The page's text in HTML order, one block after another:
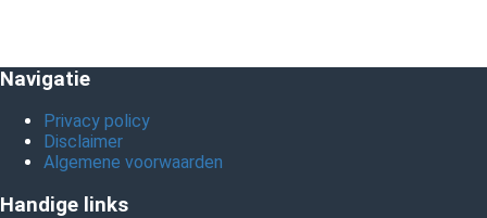
Navigatie
Privacy policy
Disclaimer
Algemene voorwaarden
Handige links